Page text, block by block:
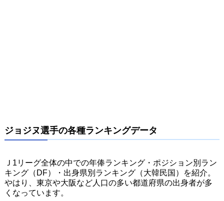
ジョジヌ選手の各種ランキングデータ
Ｊ1リーグ全体の中での年俸ランキング・ポジション別ラン
キング（DF）・出身県別ランキング（大韓民国）を紹介。
やはり、東京や大阪など人口の多い都道府県の出身者が多
くなっています。